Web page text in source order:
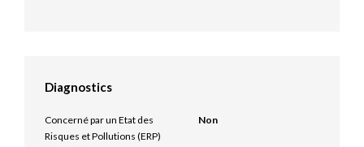
Diagnostics
Concerné par un Etat des
Risques et Pollutions (ERP)
Non